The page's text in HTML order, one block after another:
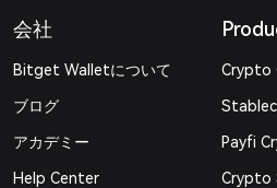
会社
Bitget Walletについて
ブログ
アカデミー
Help Center
Crypto
Payfi
Crypto